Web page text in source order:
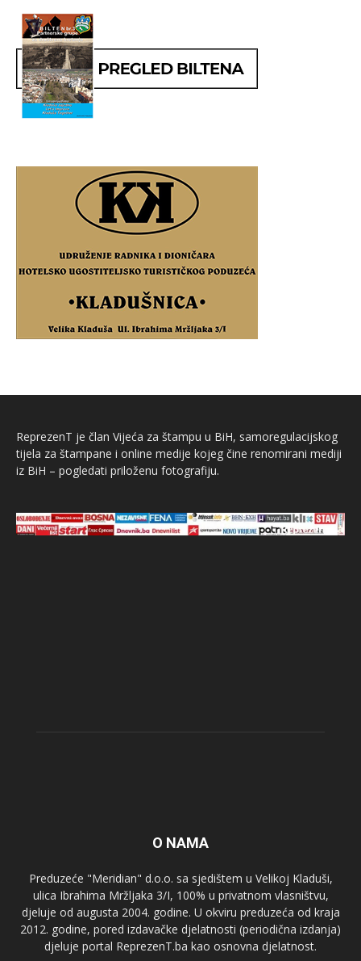
ReprezenT je član Vijeća za štampu u BiH, samoregulacijskog
tijela za štampane i online medije kojeg čine renomirani mediji
iz BiH – pogledati priloženu fotografiju.
O NAMA
Preduzeće "Meridian" d.o.o. sa sjedištem u Velikoj Kladuši,
ulica Ibrahima Mržljaka 3/I, 100% u privatnom vlasništvu,
djeluje od augusta 2004. godine. U okviru preduzeća od kraja
2012. godine, pored izdavačke djelatnosti (periodična izdanja)
djeluje portal ReprezenT.ba kao osnovna djelatnost.